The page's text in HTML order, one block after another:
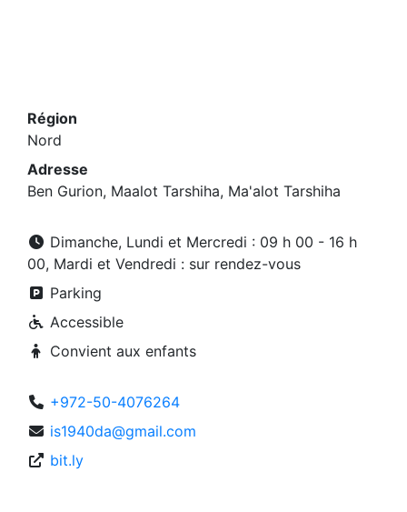
Région
Nord
Adresse
Ben Gurion, Maalot Tarshiha, Ma'alot Tarshiha
Dimanche, Lundi et Mercredi : 09 h 00 - 16 h
00, Mardi et Vendredi : sur rendez-vous
Parking
Accessible
Convient aux enfants
+972-50-4076264
is1940da@gmail.com
bit.ly